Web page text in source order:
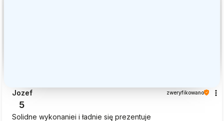
Jozef zweryfikowano
5
Solidne wykonaniei i ładnie się prezentuje